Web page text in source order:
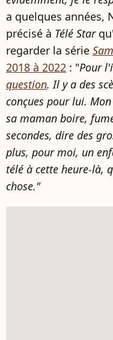
a quelques années,
précisé à Télé Star
regarder la série Sam
2018 à 2022 : "Pour
question. Il y a des
conçues pour lui.
sa maman boire,
secondes, dire des
plus, pour moi, un
télé à cette heure-là,
chose."